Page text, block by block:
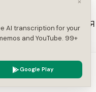
надо почистить,
чат это не сделает. Я
на 1.000 файлов,
это может, но
всегда используется
AI transcription for your
and YouTube. 99+
Google Play